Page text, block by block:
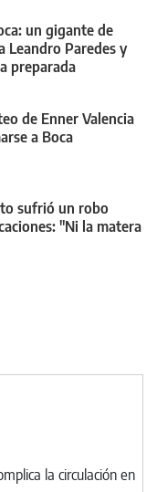
un gigante de
Leandro Paredes y
preparada
de Enner Valencia
a Boca
sufrió un robo
"Ni la matera